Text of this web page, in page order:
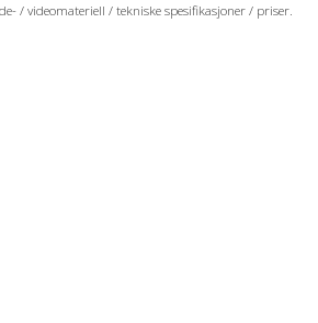
/ videomateriell / tekniske spesifikasjoner / priser.